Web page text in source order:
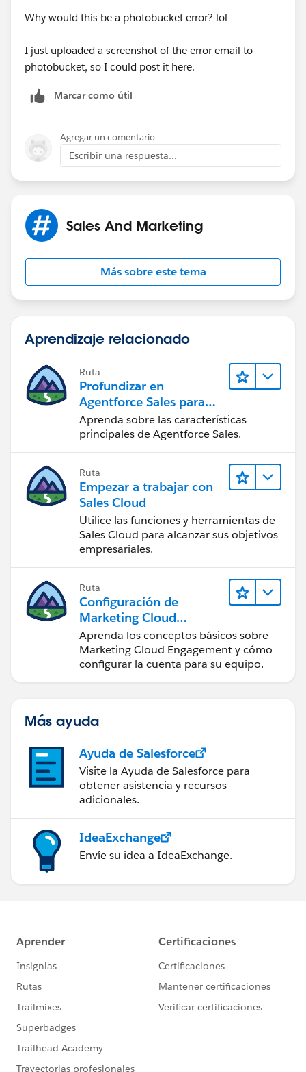
Why would this be a photobucket error? lol
I just uploaded a screenshot of the error email to
photobucket, so I could post it here.
Marcar como útil
Agregar un comentario
Escribir una respuesta...
Sales And Marketing
Más sobre este tema
Aprendizaje relacionado
Ruta
Profundizar en
Agentforce Sales para
administradores
Aprenda sobre las características
principales de Agentforce Sales.
Ruta
Empezar a trabajar con
Sales Cloud
Utilice las funciones y herramientas de
Sales Cloud para alcanzar sus objetivos
empresariales.
Ruta
Configuración de
Marketing Cloud
Engagement
Aprenda los conceptos básicos sobre
Marketing Cloud Engagement y cómo
configurar la cuenta para su equipo.
Más ayuda
Ayuda de Salesforce
Visite la Ayuda de Salesforce para
obtener asistencia y recursos
adicionales.
IdeaExchange
Envíe su idea a IdeaExchange.